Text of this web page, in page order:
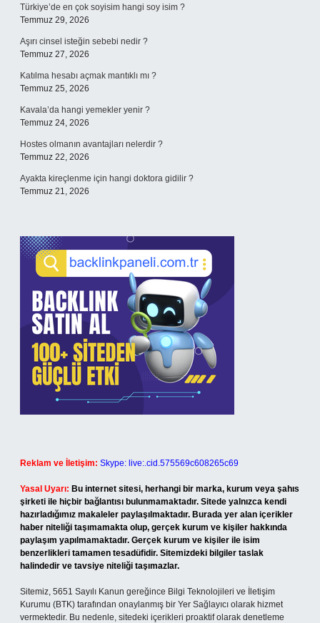
Türkiye’de en çok soyisim hangi soy isim ?
Temmuz 29, 2026
Aşırı cinsel isteğin sebebi nedir ?
Temmuz 27, 2026
Katılma hesabı açmak mantıklı mı ?
Temmuz 25, 2026
Kavala’da hangi yemekler yenir ?
Temmuz 24, 2026
Hostes olmanın avantajları nelerdir ?
Temmuz 22, 2026
Ayakta kireçlenme için hangi doktora gidilir ?
Temmuz 21, 2026
Reklam ve İletişim: Skype: live:.cid.575569c608265c69
Yasal Uyarı: Bu internet sitesi, herhangi bir marka, kurum veya şahıs
şirketi ile hiçbir bağlantısı bulunmamaktadır. Sitede yalnızca kendi
hazırladığımız makaleler paylaşılmaktadır. Burada yer alan içerikler
haber niteliği taşımamakta olup, gerçek kurum ve kişiler hakkında
paylaşım yapılmamaktadır. Gerçek kurum ve kişiler ile isim
benzerlikleri tamamen tesadüfidir. Sitemizdeki bilgiler taslak
halindedir ve tavsiye niteliği taşımazlar.
Sitemiz, 5651 Sayılı Kanun gereğince Bilgi Teknolojileri ve İletişim
Kurumu (BTK) tarafından onaylanmış bir Yer Sağlayıcı olarak hizmet
vermektedir. Bu nedenle, sitedeki içerikleri proaktif olarak denetleme